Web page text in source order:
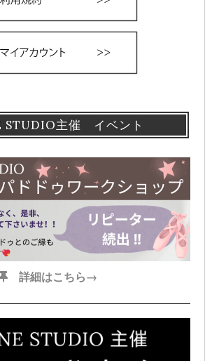
STUDIO主催 イベント
詳細はこちら→